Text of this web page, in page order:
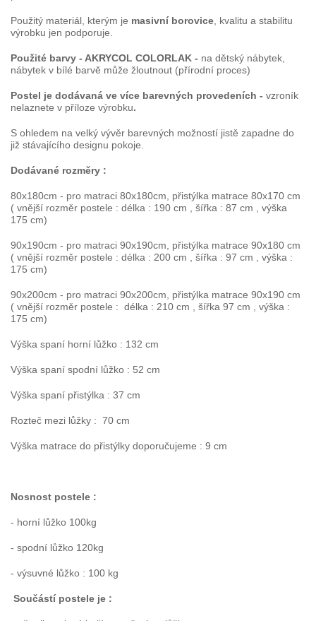
Použitý materiál, kterým je masivní borovice , kvalitu a stabilitu
výrobku jen podporuje.
Použité barvy - AKRYCOL COLORLAK - na dětský nábytek,
nábytek v bílé barvě může žloutnout (přírodní proces)
Postel je dodávaná ve více barevných provedeních - vzroník
nelaznete v příloze výrobku.
S ohledem na velký vývěr barevných možností jistě zapadne do
již stávajícího designu pokoje.
Dodávané rozměry :
80x180cm - pro matraci 80x180cm, přistýlka matrace 80x170 cm
( vnější rozměr postele : délka : 190 cm , šířka : 87 cm , výška
175 cm)
90x190cm - pro matraci 90x190cm, přistýlka matrace 90x180 cm
( vnější rozměr postele : délka : 200 cm , šířka : 97 cm , výška :
175 cm)
90x200cm - pro matraci 90x200cm, přistýlka matrace 90x190 cm
( vnější rozměr postele : délka : 210 cm , šířka 97 cm , výška :
175 cm)
Výška spaní horní lůžko : 132 cm
Výška spaní spodní lůžko : 52 cm
Výška spaní přistýlka : 37 cm
Rozteč mezi lůžky : 70 cm
Výška matrace do přistýlky doporučujeme : 9 cm
Nosnost postele :
- horní lůžko 100kg
- spodní lůžko 120kg
- výsuvné lůžko : 100 kg
Součástí postele je :